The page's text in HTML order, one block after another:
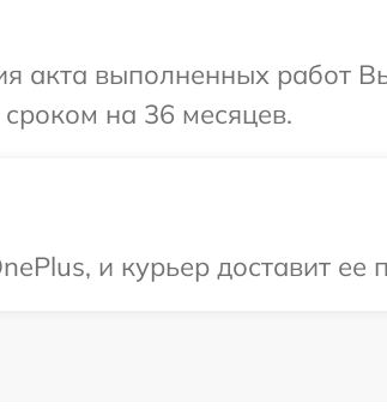
акта выполненных работ
на 36 месяцев.
и курьер доставит ее